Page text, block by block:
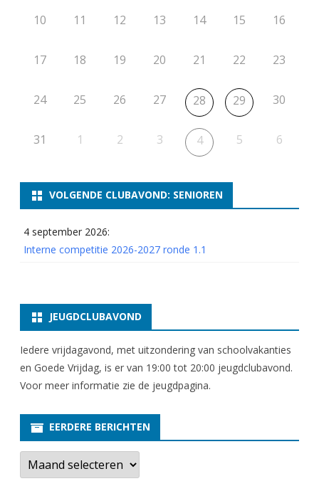
2
o
n
d
10 11 12 13 14 15 16
17 18 19 20 21 22 23
24 25 26 27 28 29 30
31 1 2 3 4 5 6
VOLGENDE CLUBAVOND: SENIOREN
4 september 2026:
Interne competitie 2026-2027 ronde 1.1
JEUGDCLUBAVOND
Iedere vrijdagavond, met uitzondering van schoolvakanties
en Goede Vrijdag, is er van 19:00 tot 20:00 jeugdclubavond.
Voor meer informatie zie de jeugdpagina.
EERDERE BERICHTEN
E
r